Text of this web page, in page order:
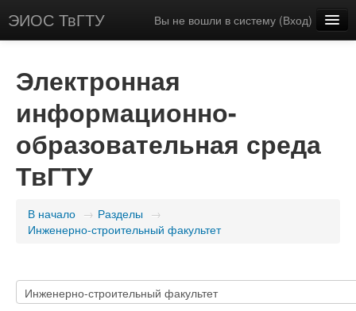
ЭИОС ТвГТУ Вы не вошли в систему (Вход)
Электронная
информационно-
образовательная среда
ТвГТУ
В начало → Разделы →
Инженерно-строительный факультет